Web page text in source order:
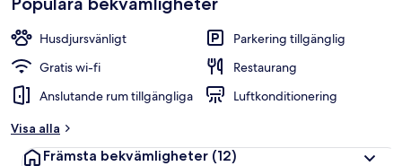
Husdjursvänligt
Parkering tillgänglig
Gratis wi-fi
Restaurang
Anslutande rum tillgängliga
Luftkonditionering
Visa alla
Främsta bekvämligheter (12)